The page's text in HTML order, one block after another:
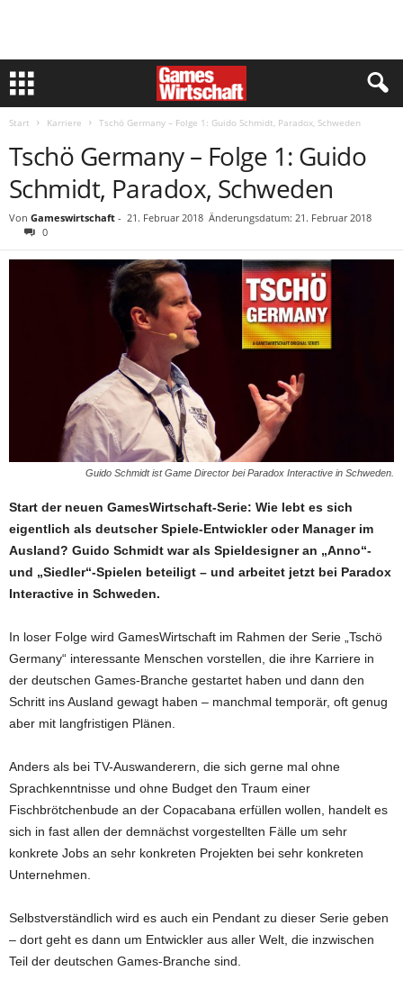
Start Karriere Tschö Germany – Folge 1: Guido Schmidt, Paradox, Schweden
Tschö Germany – Folge 1: Guido
Schmidt, Paradox, Schweden
Von Gameswirtschaft - 21. Februar 2018 Änderungsdatum: 21. Februar 2018
0
Guido Schmidt ist Game Director bei Paradox Interactive in Schweden.
Start der neuen GamesWirtschaft-Serie: Wie lebt es sich
eigentlich als deutscher Spiele-Entwickler oder Manager im
Ausland? Guido Schmidt war als Spieldesigner an „Anno“-
und „Siedler“-Spielen beteiligt – und arbeitet jetzt bei Paradox
Interactive in Schweden.
In loser Folge wird GamesWirtschaft im Rahmen der Serie „Tschö
Germany“ interessante Menschen vorstellen, die ihre Karriere in
der deutschen Games-Branche gestartet haben und dann den
Schritt ins Ausland gewagt haben – manchmal temporär, oft genug
aber mit langfristigen Plänen.
Anders als bei TV-Auswanderern, die sich gerne mal ohne
Sprachkenntnisse und ohne Budget den Traum einer
Fischbrötchenbude an der Copacabana erfüllen wollen, handelt es
sich in fast allen der demnächst vorgestellten Fälle um sehr
konkrete Jobs an sehr konkreten Projekten bei sehr konkreten
Unternehmen.
Selbstverständlich wird es auch ein Pendant zu dieser Serie geben
– dort geht es dann um Entwickler aus aller Welt, die inzwischen
Teil der deutschen Games-Branche sind.